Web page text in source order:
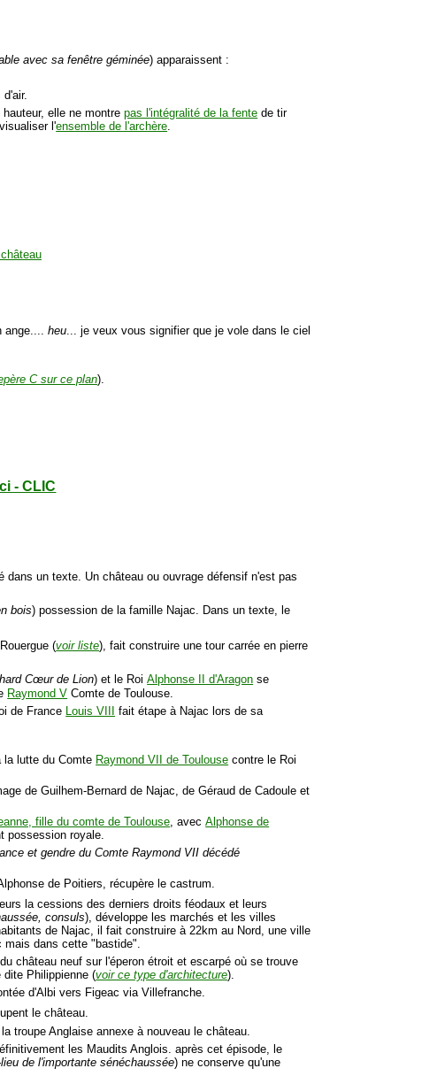
avec sa fenêtre géminée) apparaissent :
elle ne montrepas l'intégralité de la fente de tir
l'ensemble de l'archère.
ange....heu... je veux vous signifier que je vole dans le ciel
C sur ce plan).
- CLIC
dans un texte. Un château ou ouvrage défensif n'est pas
bois) possession de la famille Najac. Dans un texte, le
(voir liste), fait construire une tour carrée en pierre
Cœur de Lion) et le RoiAlphonse II d'Aragon se
Raymond V Comte de Toulouse.
de France Louis VIII fait étape à Najac lors de sa
la lutte du Comte Raymond VII de Toulouse contre le Roi
de Guilhem-Bernard de Najac, de Géraud de Cadoule et
fille du comte de Toulouse , avecAlphonse de
possession royale.
et gendre du Comte Raymond VII décédé
de Poitiers, récupère le castrum.
la cessions des derniers droits féodaux et leurs
consuls), développe les marchés et les villes
de Najac, il fait construire à 22km au Nord, une ville
mais dans cette "bastide".
château neuf sur l'éperon étroit et escarpé où se trouve
dite Philippienne (voir ce type d'architecture).
d'Albi vers Figeac via Villefranche.
le château.
troupe Anglaise annexe à nouveau le château.
les Maudits Anglois. après cet épisode, le
de l'importante sénéchaussée) ne conserve qu'une